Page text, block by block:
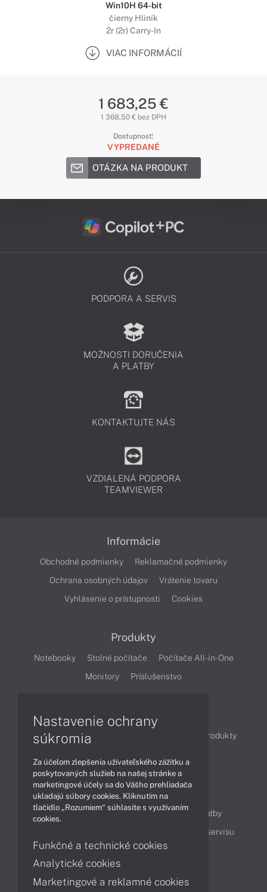
Win10H 64-bit
čierny Hliník
2r (2r) Carry-In
VIAC INFORMÁCIÍ
1 683,25 €
1 368,50 € bez DPH
Dostupnosť:
VYPREDANÉ
OTÁZKA NA PRODUKT
PODPORA A SERVIS
MOŽNOSTI DORUČENIA
A PLATBY
KONTAKTUJTE NÁS
VZDIALENÁ PODPORA
TEAMVIEWER
Informácie
Obchodné podmienky
Reklamačné podmienky
Ochrana osobných údajov
Vrátenie tovaru
Vyhlásenie o prístupnosti
Cookies
Produkty
Notebooky Stolné počítače
Počítače All-in-One
Monitory
Príslušenstvo
Články
Obchodné informácie
Produkty
Obsah
Ako nakupovať
Možnosti doručenia a platby
Cenník servisu
Kontakty
Nastavenie ochrany
súkromia
Za účelom zlepšenia užívateľského zážitku a
poskytovaných služieb na našej stránke a
marketingové účely sa do Vášho prehliadača
ukladajú súbory cookies. Kliknutím na
tlačidlo „Rozumiem“ súhlasíte s využívaním
cookies.
Funkčné a technické cookies
Analytické cookies
Marketingové a reklamné cookies